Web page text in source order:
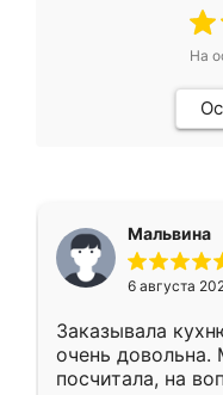
На
Мальвина
6 августа
Заказывала
очень
посчитала, на